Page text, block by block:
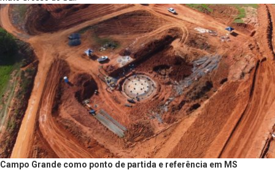
Campo Grande como ponto de partida e referência em MS